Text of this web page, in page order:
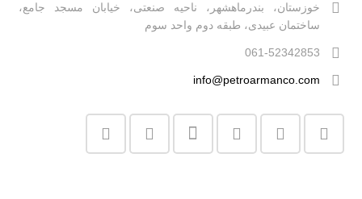
خوزستان، بندرماهشهر، ناحیه صنعتی، خیابان مسجد جامع،
ساختمان عبیدی، طبقه دوم واحد سوم
061-52342853
info@petroarmanco.com